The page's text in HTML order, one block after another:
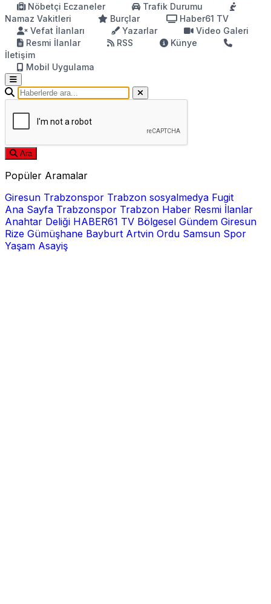
Nöbetçi Eczaneler
Trafik Durumu
Namaz Vakitleri
Burçlar
Haber61 TV
Vefat İlanları
Yazarlar
Video Galeri
Resmi İlanlar
RSS
Künye
İletişim
Mobil Uygulama
Ara
Popüler Aramalar
Giresun Trabzonspor Trabzon sosyalmedya Fugit
Ana Sayfa Trabzonspor Trabzon Haber Resmi İlanlar
Anahtar Deliği HABER61 TV Bölgesel Gündem Giresun
Rize Gümüşhane Bayburt Artvin Ordu Samsun Spor
Yaşam Asayiş